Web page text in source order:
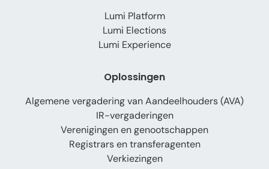
Lumi Platform
Lumi Elections
Lumi Experience
Oplossingen
Algemene vergadering van Aandeelhouders (AVA)
IR-vergaderingen
Verenigingen en genootschappen
Registrars en transferagenten
Verkiezingen